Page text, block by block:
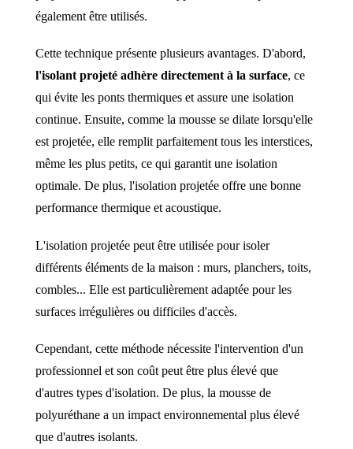
également être utilisés.
Cette technique présente plusieurs avantages. D'abord,
l'isolant projeté adhère directement à la surface, ce
qui évite les ponts thermiques et assure une isolation
continue. Ensuite, comme la mousse se dilate lorsqu'elle
est projetée, elle remplit parfaitement tous les interstices,
même les plus petits, ce qui garantit une isolation
optimale. De plus, l'isolation projetée offre une bonne
performance thermique et acoustique.
L'isolation projetée peut être utilisée pour isoler
différents éléments de la maison : murs, planchers, toits,
combles... Elle est particulièrement adaptée pour les
surfaces irrégulières ou difficiles d'accès.
Cependant, cette méthode nécessite l'intervention d'un
professionnel et son coût peut être plus élevé que
d'autres types d'isolation. De plus, la mousse de
polyuréthane a un impact environnemental plus élevé
que d'autres isolants.